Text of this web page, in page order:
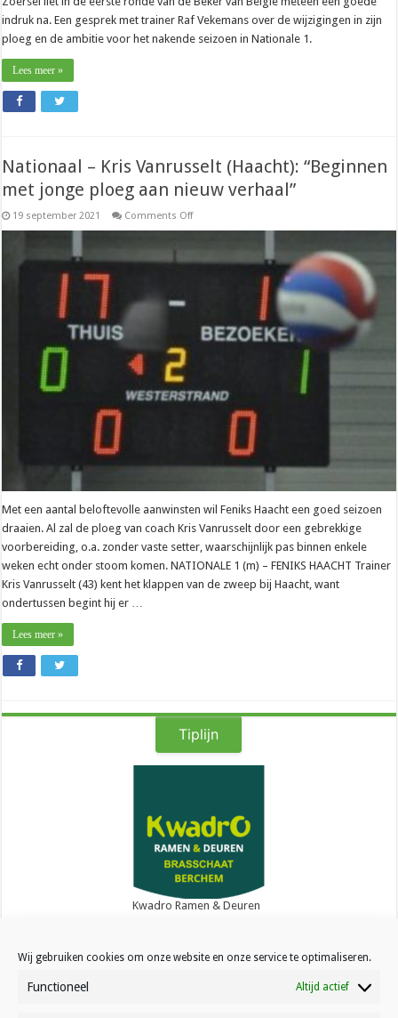
Wij gebruiken cookies om onze website en onze service te optimaliseren.
Functioneel Altijd actief
indruk na. Een gesprek met trainer Raf Vekemans over de wijzigingen in zijn
ploeg en de ambitie voor het nakende seizoen in Nationale 1.
Lees meer »
Nationaal – Kris Vanrusselt (Haacht): “Beginnen
met jonge ploeg aan nieuw verhaal”
19 september 2021 Comments Offon
Vanrusselt
aan
nieuw
Met een aantal beloftevolle aanwinsten wil Feniks Haacht een goed seizoen
draaien. Al zal de ploeg van coach Kris Vanrusselt door een gebrekkige
voorbereiding, o.a. zonder vaste setter, waarschijnlijk pas binnen enkele
weken echt onder stoom komen. NATIONALE 1 (m) – FENIKS HAACHT Trainer
Kris Vanrusselt (43) kent het klappen van de zweep bij Haacht, want
ondertussen begint hij er …
Lees meer »
Tiplijn
Kwadro Ramen & Deuren